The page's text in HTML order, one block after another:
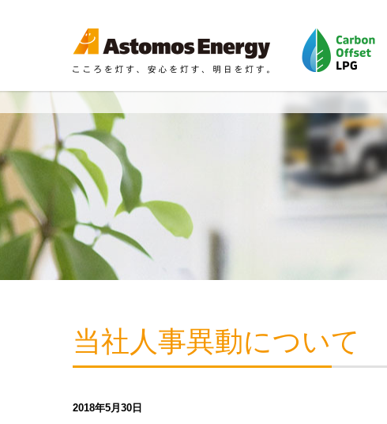
当社人事異動について
2018年5月30日